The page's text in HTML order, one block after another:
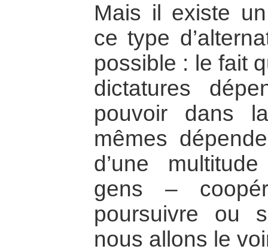
Mais il existe
ce type
possible : le fait
dictatures
pouvoir dans
mêmes
d’une
gens –
poursuivre ou
nous allons le